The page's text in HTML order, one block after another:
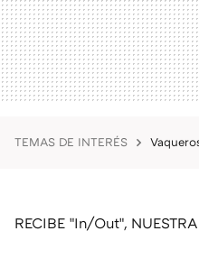
TEMAS DE INTERÉS
RECIBE "In/Out",